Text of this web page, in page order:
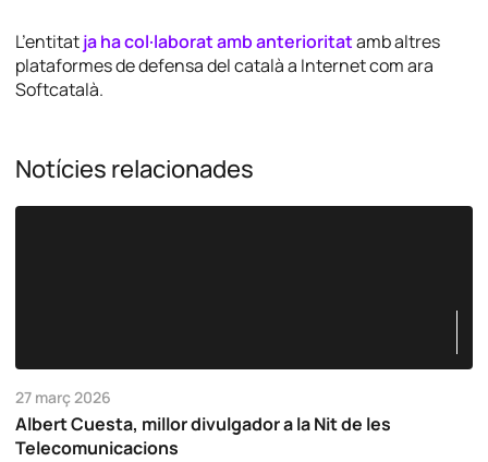
L’entitatja ha col·laborat amb anterioritatamb altres
plataformes de defensa del català a Internet com ara
Softcatalà.
Notícies relacionades
27 març 2026
Albert Cuesta, millor divulgador a la Nit de les
Telecomunicacions